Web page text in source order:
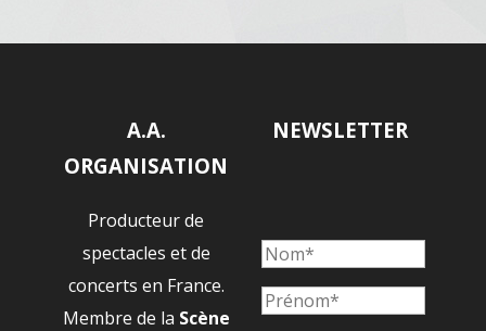
A.A.
ORGANISATION
Producteur de
spectacles et de
concerts en France.
Membre de la Scène
NEWSLETTER